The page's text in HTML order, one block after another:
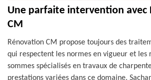
Une parfaite intervention avec
CM
Rénovation CM propose toujours des
qui respectent les normes en vigueur et les
sommes spécialisés en travaux de
prestations variées dans ce domaine.